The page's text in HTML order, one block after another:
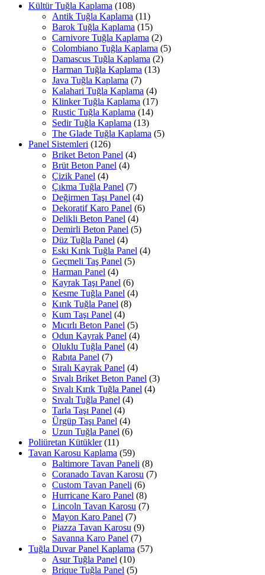
Kültür Tuğla Kaplama (108)
Antik Tuğla Kaplama (11)
Barok Tuğla Kaplama (15)
Carnivore Tuğla Kaplama (2)
Colombiano Tuğla Kaplama (5)
Damascus Tuğla Kaplama (2)
Harman Tuğla Kaplama (13)
Java Tuğla Kaplama (7)
Kalahari Tuğla Kaplama (4)
Klinker Tuğla Kaplama (17)
Rustic Tuğla Kaplama (14)
Sedir Tuğla Kaplama (13)
The Glade Tuğla Kaplama (5)
Panel Sistemleri (126)
Briket Beton Panel (4)
Brüt Beton Panel (4)
Çizik Panel (4)
Çıkma Tuğla Panel (7)
Değirmen Taşı Panel (4)
Dekoratif Karo Panel (6)
Delikli Beton Panel (4)
Demirli Beton Panel (5)
Düz Tuğla Panel (4)
Eski Kırık Tuğla Panel (4)
Geçmeli Taş Panel (5)
Harman Panel (4)
Kayrak Taşı Panel (6)
Kesme Tuğla Panel (4)
Kırık Tuğla Panel (8)
Kum Taşı Panel (4)
Mıcırlı Beton Panel (5)
Odun Kayrak Panel (4)
Oluklu Tuğla Panel (4)
Rabıta Panel (7)
Sıralı Kayrak Panel (4)
Sıvalı Briket Beton Panel (3)
Sıvalı Kırık Tuğla Panel (4)
Sıvalı Tuğla Panel (4)
Tarla Taşı Panel (4)
Ürgüp Taşı Panel (4)
Uzun Tuğla Panel (6)
Poliüretan Kütükler (11)
Tavan Karosu Kaplama (59)
Baltimore Tavan Paneli (8)
Coranado Tavan Karosu (7)
Custom Tavan Paneli (6)
Hurricane Karo Panel (8)
Lincoln Tavan Karosu (7)
Mayon Karo Panel (7)
Piazza Tavan Karosu (9)
Savanna Karo Panel (7)
Tuğla Duvar Panel Kaplama (57)
Asur Tuğla Panel (10)
Brique Tuğla Panel (5)